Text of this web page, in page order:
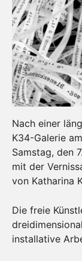
Nach einer
K34-Galerie am
Samstag, den
mit der
von Katharina
Die freie
installative